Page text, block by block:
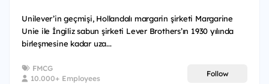
Unilever’in geçmişi, Hollandalı margarin şirketi Margarine
Unie ile İngiliz sabun şirketi Lever Brothers’ın 1930 yılında
birleşmesine kadar uza...
FMCG
10.000+ Employees
Follow